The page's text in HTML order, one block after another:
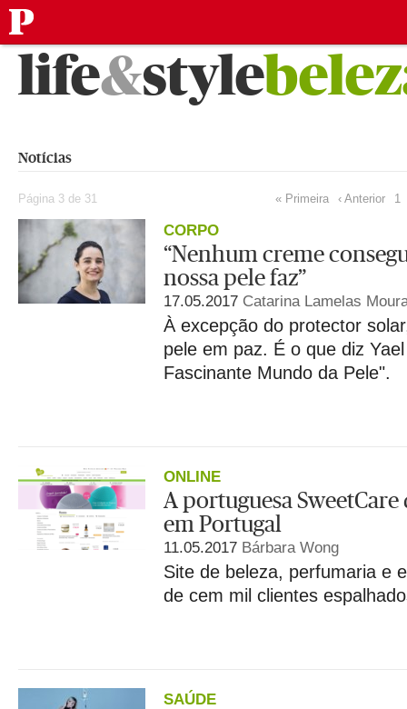
Saltarlife&style
Notícias
Página 3 de 31 « Primeira ‹ Anterior 1
CORPO
“Nenhum creme
nossa pele faz”
17.05.2017 Catarina Lamelas
À excepção do protector
pele em paz. É o que diz
Fascinante Mundo da Pele".
ONLINE
A portuguesa
em Portugal
11.05.2017 Bárbara Wong
Site de beleza, perfumaria e
de cem mil clientes
SAÚDE